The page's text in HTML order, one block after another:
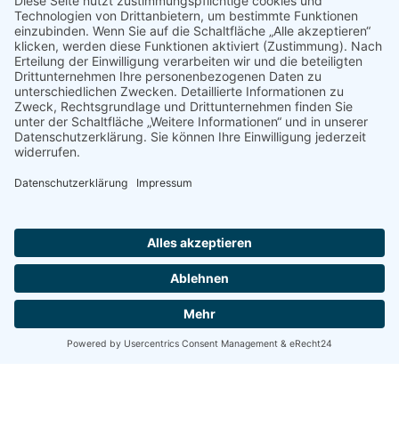
© 2022 - 2026 Dr. Christina Baum. Alle Rechte vorbehalten.